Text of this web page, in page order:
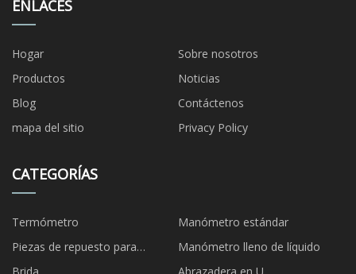
ENLACES
Hogar
Sobre nosotros
Productos
Noticias
Blog
Contáctenos
mapa del sitio
Privacy Policy
CATEGORÍAS
Termómetro
Manómetro estándar
Piezas de repuesto para
manómetros
Manómetro lleno de líquido
Brida
Abrazadera en U